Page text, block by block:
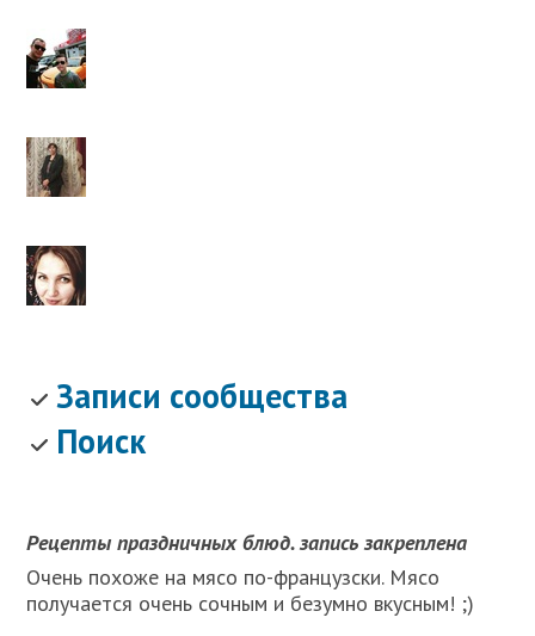
Записи сообщества
Поиск
Рецепты праздничных блюд. запись закреплена
Очень похоже на мясо по-французски. Мясо
получается очень сочным и безумно вкусным! ;)